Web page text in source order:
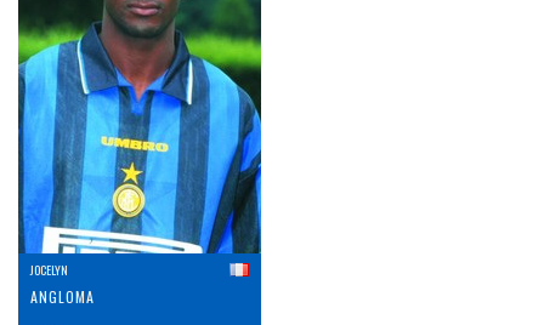
JOCELYN
ANGLOMA